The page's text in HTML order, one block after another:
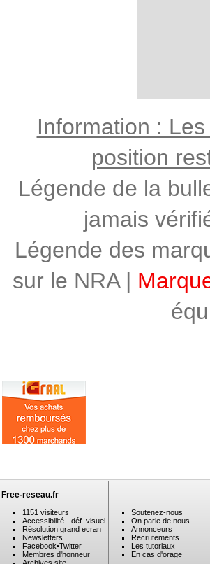
Information :
position
Légende de la
jamais
Légende des
sur le NRA |
Free-reseau.fr
1151 visiteurs
Accessibilité - déf. visuel
Résolution grand ecran
Newsletters
Facebook•Twitter
Membres d'honneur
Soutenez-nous
On parle de nous
Annonceurs
Recrutements
Les tutoriaux
En cas d'orage